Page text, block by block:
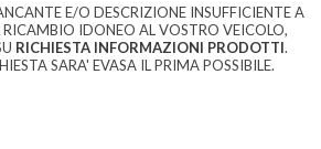
E/O DESCRIZIONE INSUFFICIENTE A
IDONEO AL VOSTRO VEICOLO,
RICHIESTA INFORMAZIONI PRODOTTI.
SARA' EVASA IL PRIMA POSSIBILE.